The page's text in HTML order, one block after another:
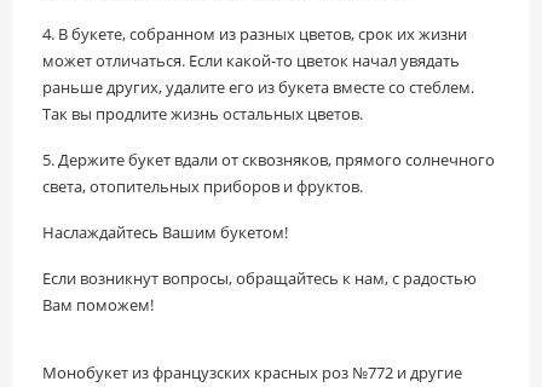
4. В букете, собранном из разных цветов, срок их жизни
может отличаться. Если какой-то цветок начал увядать
раньше других, удалите его из букета вместе со стеблем.
Так вы продлите жизнь остальных цветов.
5. Держите букет вдали от сквозняков, прямого солнечного
света, отопительных приборов и фруктов.
Наслаждайтесь Вашим букетом!
Если возникнут вопросы, обращайтесь к нам, с радостью
Вам поможем!
Монобукет из французских красных роз №772 и другие